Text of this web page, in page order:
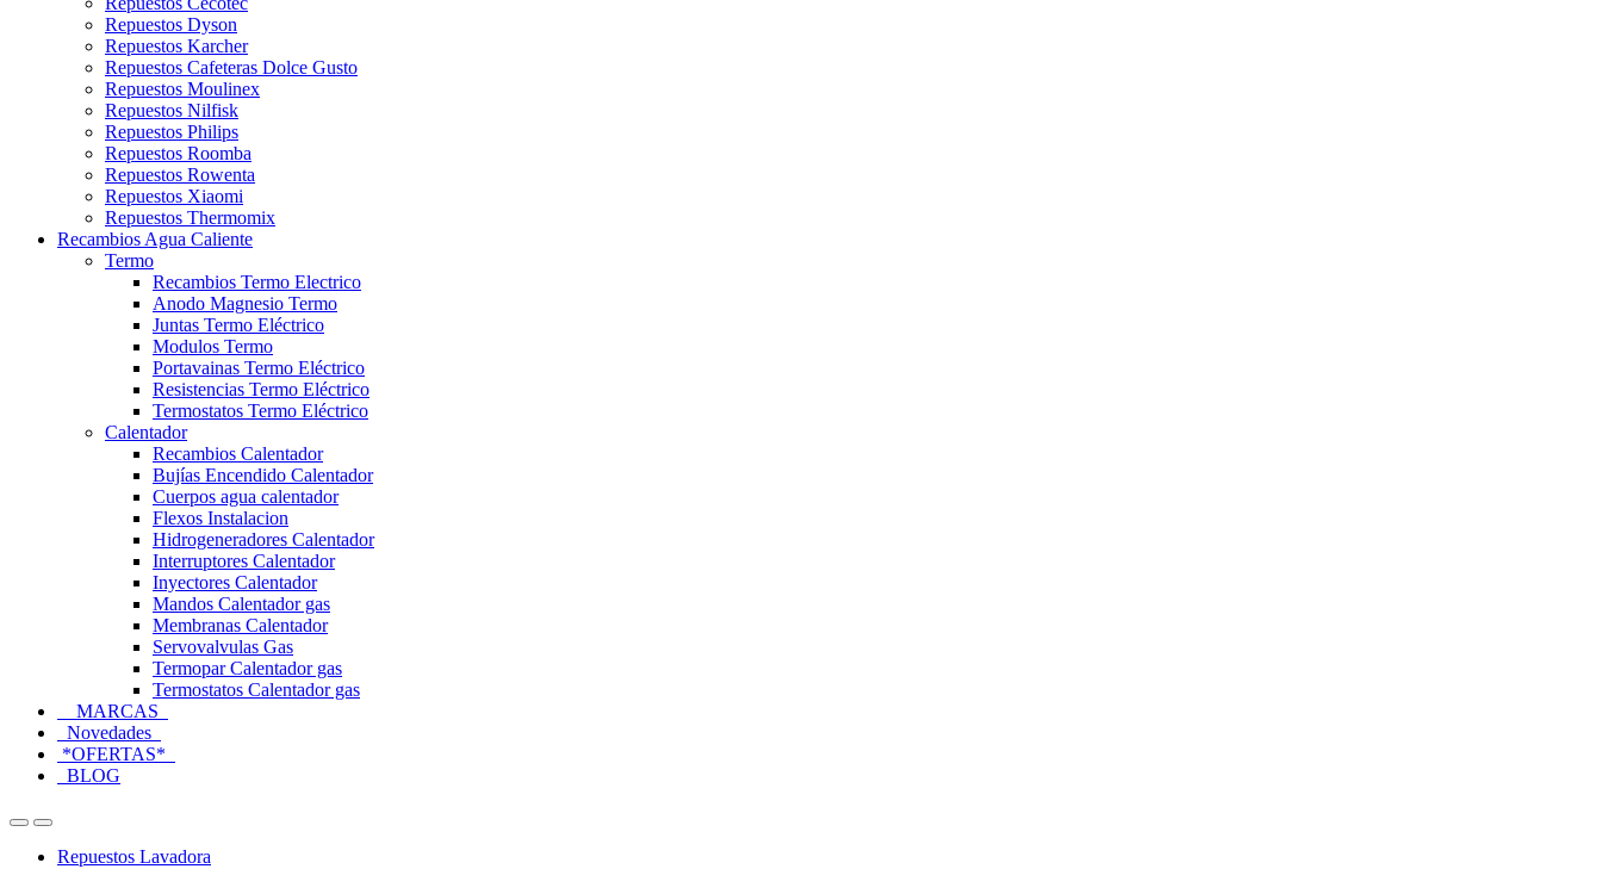
Repuestos Dyson
Repuestos Karcher
Repuestos Cafeteras Dolce Gusto
Repuestos Moulinex
Repuestos Nilfisk
Repuestos Philips
Repuestos Roomba
Repuestos Rowenta
Repuestos Xiaomi
Repuestos Thermomix
Recambios Agua Caliente
Termo
Recambios Termo Electrico
Anodo Magnesio Termo
Juntas Termo Eléctrico
Modulos Termo
Portavainas Termo Eléctrico
Resistencias Termo Eléctrico
Termostatos Termo Eléctrico
Calentador
Recambios Calentador
Bujías Encendido Calentador
Cuerpos agua calentador
Flexos Instalacion
Hidrogeneradores Calentador
Interruptores Calentador
Inyectores Calentador
Mandos Calentador gas
Membranas Calentador
Servovalvulas Gas
Termopar Calentador gas
Termostatos Calentador gas
MARCAS
Novedades
*OFERTAS*
BLOG
OpenClose
Repuestos Lavadora